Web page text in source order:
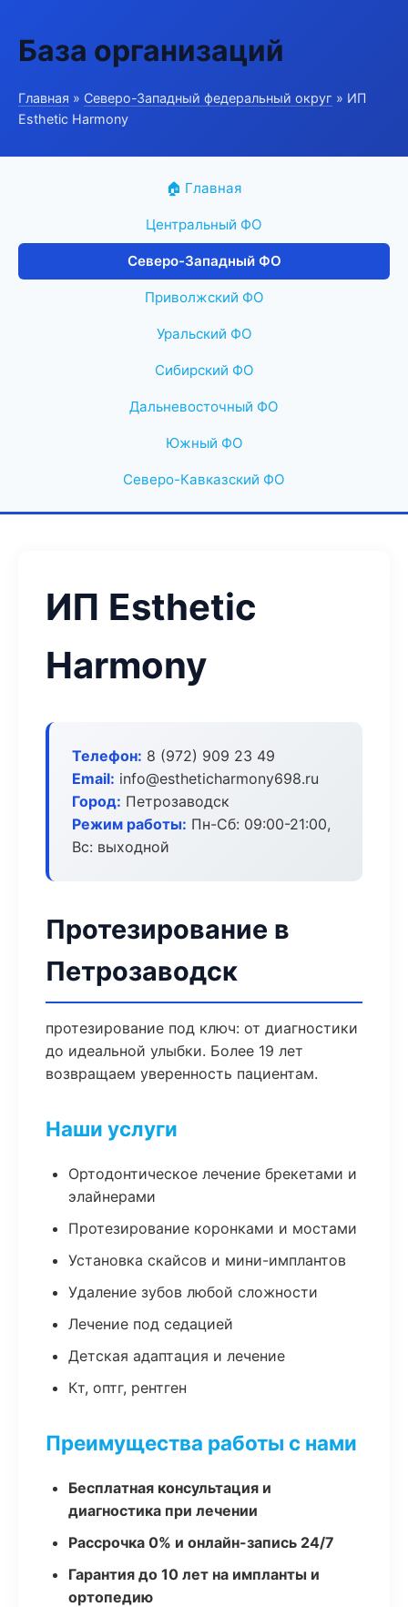
База организаций
Главная » Северо-Западный федеральный округ » ИП
Esthetic Harmony
🏠 Главная
Центральный ФО
Северо-Западный ФО
Приволжский ФО
Уральский ФО
Сибирский ФО
Дальневосточный ФО
Южный ФО
Северо-Кавказский ФО
ИП Esthetic
Harmony
Телефон: 8 (972) 909 23 49
Email: info@estheticharmony698.ru
Город: Петрозаводск
Режим работы: Пн-Сб: 09:00-21:00,
Вс: выходной
Протезирование в
Петрозаводск
протезирование под ключ: от диагностики
до идеальной улыбки. Более 19 лет
возвращаем уверенность пациентам.
Наши услуги
Ортодонтическое лечение брекетами и
элайнерами
Протезирование коронками и мостами
Установка скайсов и мини-имплантов
Удаление зубов любой сложности
Лечение под седацией
Детская адаптация и лечение
Кт, оптг, рентген
Преимущества работы с нами
Бесплатная консультация и
диагностика при лечении
Рассрочка 0% и онлайн-запись 24/7
Гарантия до 10 лет на импланты и
ортопедию